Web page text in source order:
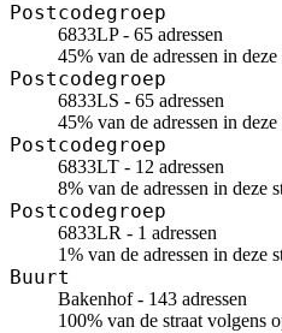
Postcodegroep
6833LP - 65 adressen
45% van de adressen in deze
Postcodegroep
6833LS - 65 adressen
45% van de adressen in deze
Postcodegroep
6833LT - 12 adressen
8% van de adressen in deze
Postcodegroep
6833LR - 1 adressen
1% van de adressen in deze
Buurt
Bakenhof - 143 adressen
100% van de straat volgens